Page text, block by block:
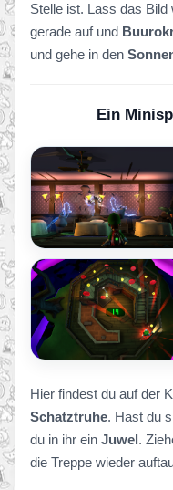
Stelle ist. Lass das Bild
gerade auf und
und gehe in den
Ein
Hier findest du auf der
Schatztruhe. Hast du
du in ihr ein Juwel.
die Treppe wieder